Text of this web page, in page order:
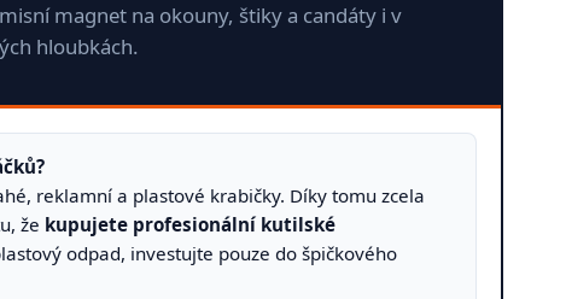
magnet na okouny, štiky a candáty i v
hloubkách.
reklamní a plastové krabičky. Díky tomu zcela
že kupujete profesionální kutilské
odpad, investujte pouze do špičkového